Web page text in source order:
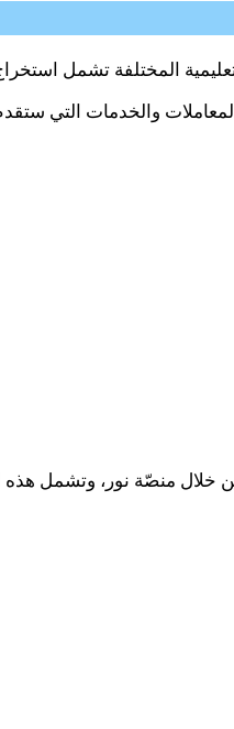
المختلفة تشمل
والخدمات التي